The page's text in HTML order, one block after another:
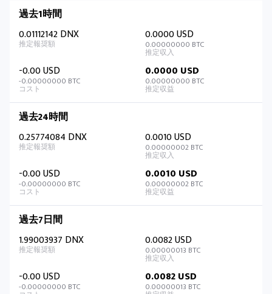
過去1時間
0.01112142 DNX
0.0000 USD
0.00000000 BTC
-0.00 USD
-0.00000000 BTC
0.0000 USD
0.00000000 BTC
過去24時間
0.25774084 DNX
0.0010 USD
0.00000002 BTC
-0.00 USD
-0.00000000 BTC
0.0010 USD
0.00000002 BTC
過去7日間
1.99003937 DNX
0.0082 USD
0.00000013 BTC
-0.00 USD
-0.00000000 BTC
0.0082 USD
0.00000013 BTC